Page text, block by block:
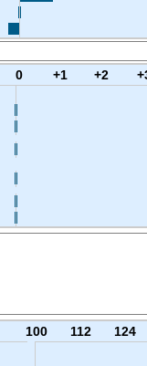
0 +1 +2
100 112 124